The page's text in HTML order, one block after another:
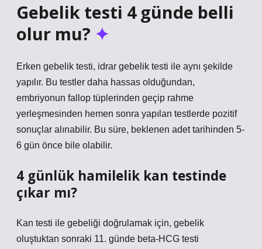
Gebelik testi 4 günde belli
olur mu?
Erken gebelik testi, idrar gebelik testi ile aynı şekilde
yapılır. Bu testler daha hassas olduğundan,
embriyonun fallop tüplerinden geçip rahme
yerleşmesinden hemen sonra yapılan testlerde pozitif
sonuçlar alınabilir. Bu süre, beklenen adet tarihinden 5-
6 gün önce bile olabilir.
4 günlük hamilelik kan testinde
çıkar mı?
Kan testi ile gebeliği doğrulamak için, gebelik
oluştuktan sonraki 11. günde beta-HCG testi